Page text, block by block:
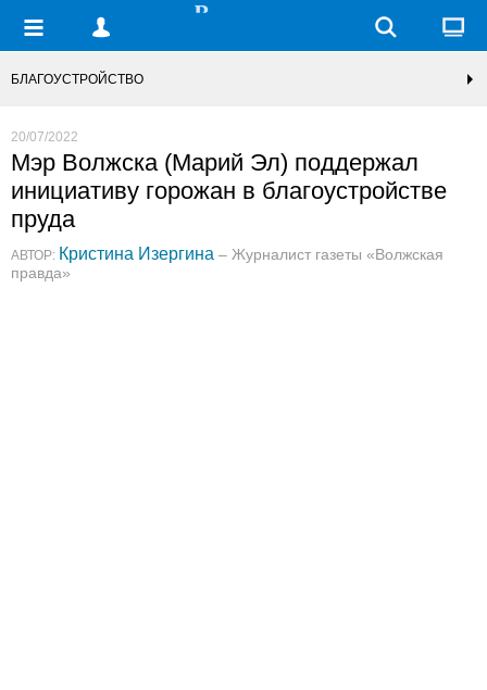
БЛАГОУСТРОЙСТВО
20/07/2022
Мэр Волжска (Марий Эл) поддержал
инициативу горожан в благоустройстве
пруда
АВТОР: Кристина Изергина – Журналист газеты «Волжская
правда»